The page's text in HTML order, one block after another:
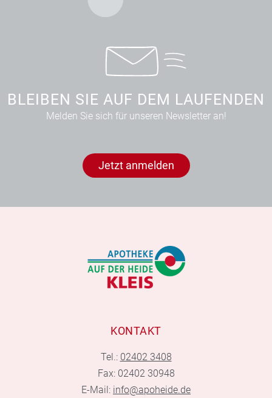
BLEIBEN SIE AUF DEM LAUFENDEN
Melden Sie sich für unseren Newsletter an!
Jetzt anmelden
KONTAKT
Tel.: 02402 3408
Fax: 02402 30948
E-Mail: info@apoheide.de